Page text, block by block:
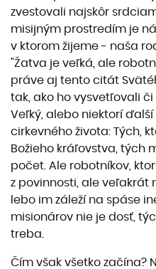
zvestovali najskôr
misijným prostredím je
v ktorom žijeme - naša
"Žatva je veľká, ale
práve aj tento citát
tak, ako ho vysvetľovali
Veľký, alebo niektorí
cirkevného života: Tých,
Božieho kráľovstva, tých
počet. Ale robotníkov,
z povinnosti, ale veľakrát
lebo im záleží na spáse
misionárov nie je dosť,
treba.
Čím však všetko začína?